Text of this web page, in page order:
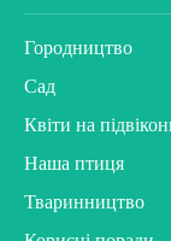
Городництво
Сад
Квіти на
Наша птиця
Тваринництво